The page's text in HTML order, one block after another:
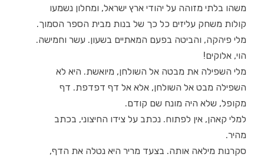
משהו בלתי מזוהה על יהודי ארץ ישראל, ומחלון נשמעו
קולות משחק עליזים כל כך של בנות מבית הספר הסמוך.
מלי פיהקה, והביטה בפעם המאתיים בשעון. עשר וחמישה.
הוי, אלוקים!
מלי השפילה את מבטה אל השולחן, מיואשת. היא לא
השפילה מבט אל השולחן, אלא אל דף דפדפת. דף
מקופל, שלא היה מונח שם קודם.
למלי קאהן, אין לפתוח. נכתב על צידו החיצוני, בכתב
מהיר.
סקרנות מילאה אותה. בצעד מריר היא נטלה את הדף,